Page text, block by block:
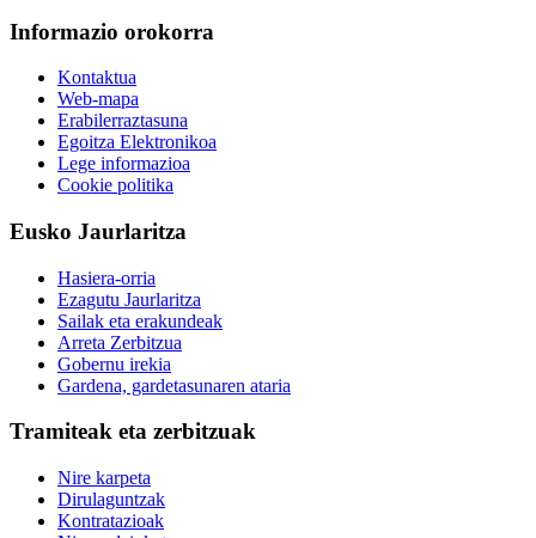
Informazio orokorra
Kontaktua
Web-mapa
Erabilerraztasuna
Egoitza Elektronikoa
Lege informazioa
Cookie politika
Eusko Jaurlaritza
Hasiera-orria
Ezagutu Jaurlaritza
Sailak eta erakundeak
Arreta Zerbitzua
Gobernu irekia
Gardena, gardetasunaren ataria
Tramiteak eta zerbitzuak
Nire karpeta
Dirulaguntzak
Kontratazioak